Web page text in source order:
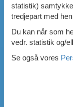
statistik)
tredjepart med
Du kan når som
vedr. statistik og/
Se også vores